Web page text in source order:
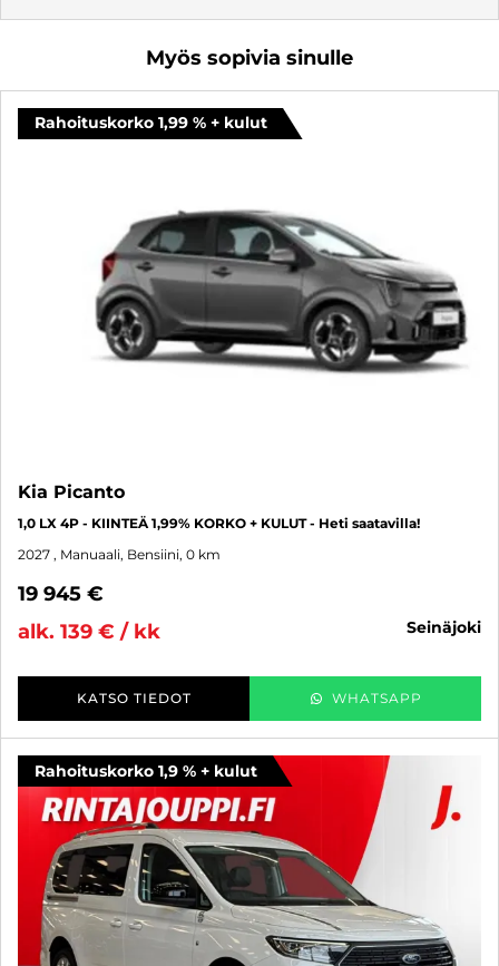
Myös sopivia sinulle
Rahoituskorko 1,99 % + kulut
Kia Picanto
1,0 LX 4P - KIINTEÄ 1,99% KORKO + KULUT - Heti saatavilla!
2027 , Manuaali, Bensiini, 0 km
19 945 €
alk. 139 € / kk
seinäjoki
KATSO TIEDOT WHATSAPP
Rahoituskorko 1,9 % + kulut